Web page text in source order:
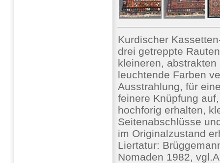
Kurdischer
drei getreppte
kleineren,
leuchtende Farben
Ausstrahlung, für
feinere Knüpfung
hochforig erhalten,
Seitenabschlüsse
im Originalzustand
Liertatur:
Nomaden 1982,